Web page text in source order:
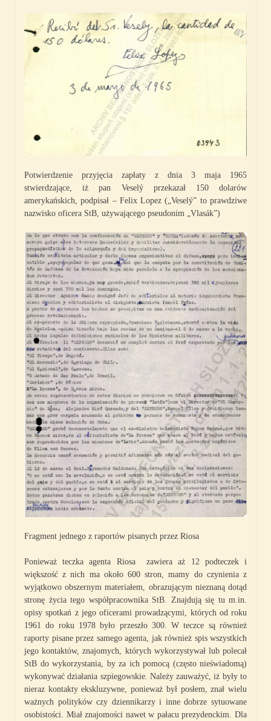
Potwierdzenie przyjęcia zapłaty z dnia 3 maja 1965
stwierdzające, iż pan Veselý przekazał 150 dolarów
amerykańskich, podpisał – Felix Lopez („Veselý” to prawdziwe
nazwisko oficera StB, używającego pseudonim „Vlasák”)
Fragment jednego z raportów pisanych przez Riosa
Ponieważ teczka agenta Riosa zawiera aż 12 podteczek i
większość z nich ma około 600 stron, mamy do czynienia z
wyjątkowo obszernym materiałem, obrazującym nieznaną dotąd
stronę życia tego współpracownika StB. Znajdują się tu m.in.
opisy spotkań z jego oficerami prowadzącymi, których od roku
1961 do roku 1978 było przeszło 300. W teczce są również
raporty pisane przez samego agenta, jak również spis wszystkich
jego kontaktów, znajomych, których wykorzystywał lub polecał
StB do wykorzystania, by za ich pomocą (często nieświadomą)
wykonywać działania szpiegowskie. Należy zauważyć, iż były to
nieraz kontakty ekskluzywne, ponieważ był posłem, znał wielu
ważnych polityków czy dziennikarzy i inne dobrze sytuowane
osobistości. Miał znajomości nawet w pałacu prezydenckim. Dla